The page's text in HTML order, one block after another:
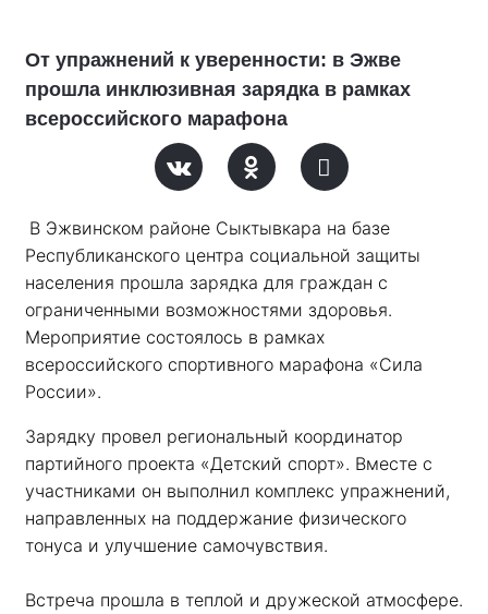
От упражнений к уверенности: в Эжве
прошла инклюзивная зарядка в рамках
всероссийского марафона
В Эжвинском районе Сыктывкара на базе
Республиканского центра социальной защиты
населения прошла зарядка для граждан с
ограниченными возможностями здоровья.
Мероприятие состоялось в рамках
всероссийского спортивного марафона «Сила
России».
Зарядку провел региональный координатор
партийного проекта «Детский спорт». Вместе с
участниками он выполнил комплекс упражнений,
направленных на поддержание физического
тонуса и улучшение самочувствия.
Встреча прошла в теплой и дружеской атмосфере.